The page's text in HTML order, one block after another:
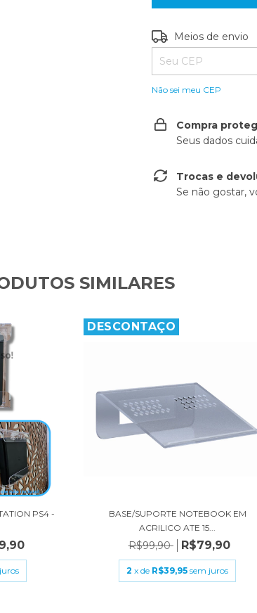
Entregas para o CEP:
Meios de envio
Não sei meu CEP
Compra
Seus dados
Trocas e
Se não gostar,
SIMILARES
PS4 -
DESCONTAÇO
BASE/SUPORTE NOTEBOOK EM
ACRILICO ATE 15...
R$99,90 R$79,90
2 x de R$39,95 sem juros